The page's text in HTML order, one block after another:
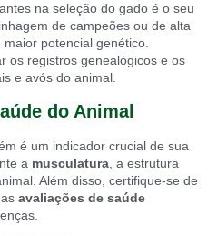
na seleção do gado é o seu
de campeões ou de alta
potencial genético.
os registros genealógicos e os
e avós do animal.
do Animal
é um indicador crucial de sua
a musculatura, a estrutura
Além disso, certifique-se de
avaliações de saúde